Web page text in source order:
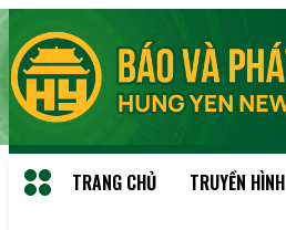
TRANG CHỦ TRUYỀN HÌNH